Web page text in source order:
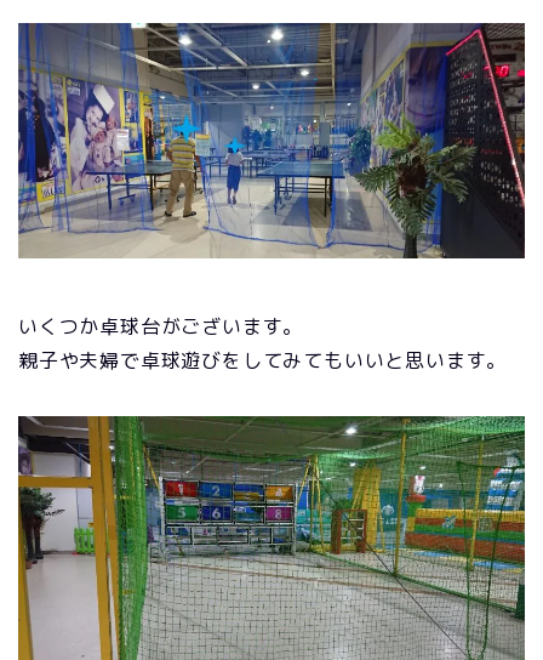
いくつか卓球台がございます。
親子や夫婦で卓球遊びをしてみてもいいと思います。